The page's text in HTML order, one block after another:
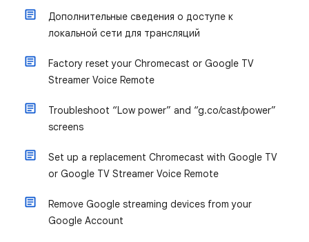
Дополнительные сведения о доступе к
локальной сети для трансляций
Factory reset your Chromecast or Google TV
Streamer Voice Remote
Troubleshoot “Low power” and “g.co/cast/power”
screens
Set up a replacement Chromecast with Google TV
or Google TV Streamer Voice Remote
Remove Google streaming devices from your
Google Account